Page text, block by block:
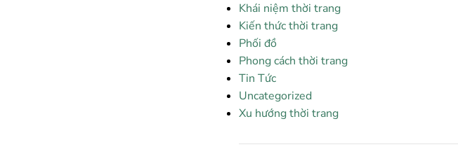
Khái niệm thời trang
Kiến thức thời trang
Phối đồ
Phong cách thời trang
Tin Tức
Uncategorized
Xu hướng thời trang